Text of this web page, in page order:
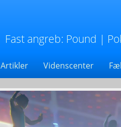
Fast angreb: Pound |
Artikler Videnscenter